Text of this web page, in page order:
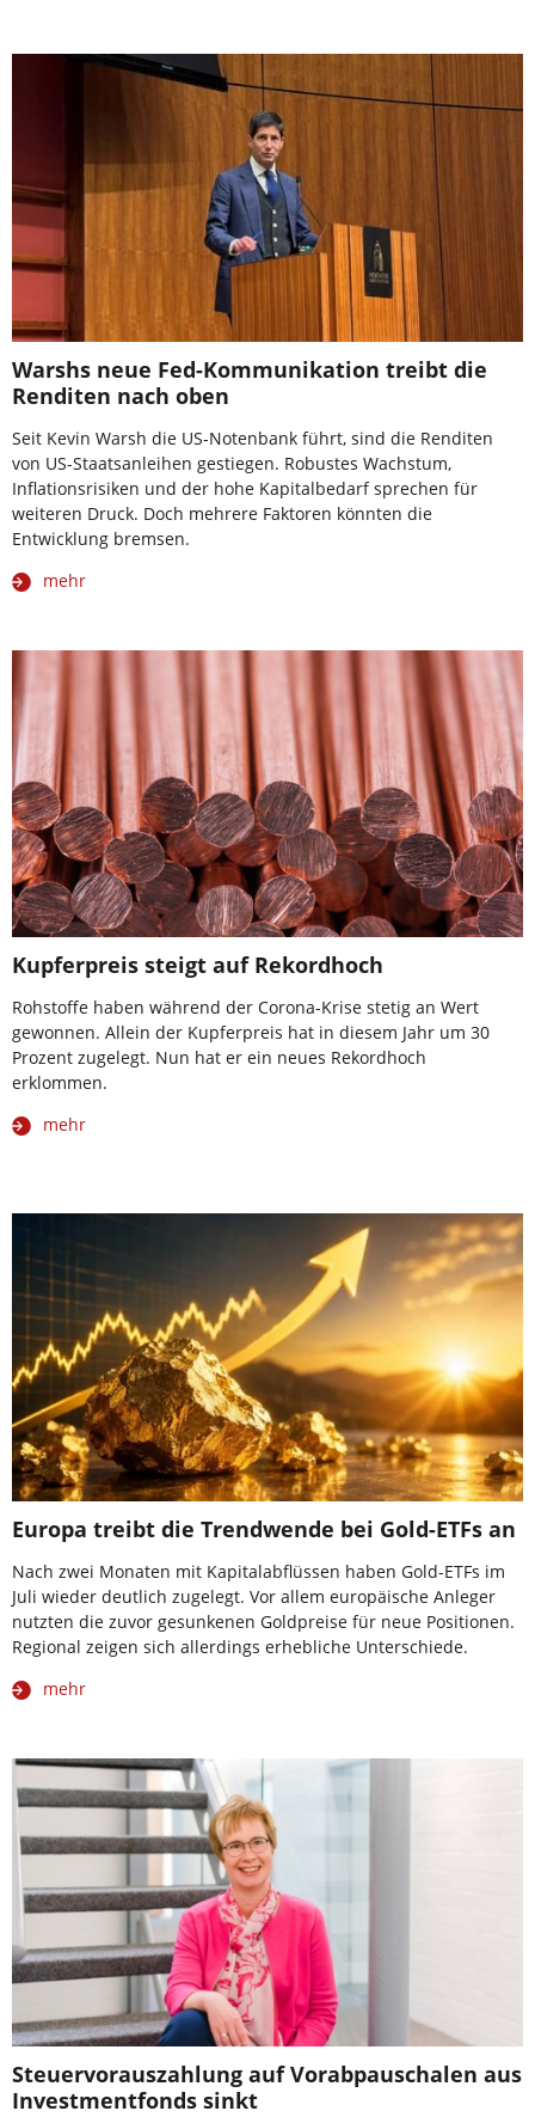
Warshs neue Fed-Kommunikation treibt die
Renditen nach oben
Seit Kevin Warsh die US-Notenbank führt, sind die Renditen
von US-Staatsanleihen gestiegen. Robustes Wachstum,
Inflationsrisiken und der hohe Kapitalbedarf sprechen für
weiteren Druck. Doch mehrere Faktoren könnten die
Entwicklung bremsen.
mehr
Kupferpreis steigt auf Rekordhoch
Rohstoffe haben während der Corona-Krise stetig an Wert
gewonnen. Allein der Kupferpreis hat in diesem Jahr um 30
Prozent zugelegt. Nun hat er ein neues Rekordhoch
erklommen.
mehr
Europa treibt die Trendwende bei Gold-ETFs an
Nach zwei Monaten mit Kapitalabflüssen haben Gold-ETFs im
Juli wieder deutlich zugelegt. Vor allem europäische Anleger
nutzten die zuvor gesunkenen Goldpreise für neue Positionen.
Regional zeigen sich allerdings erhebliche Unterschiede.
mehr
Steuervorauszahlung auf Vorabpauschalen aus
Investmentfonds sinkt